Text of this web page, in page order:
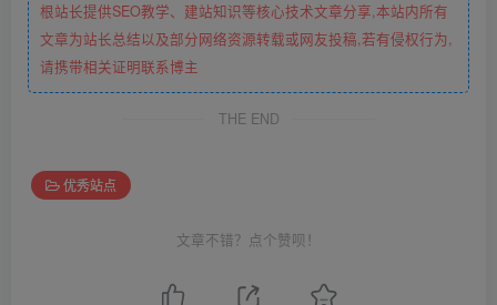
根站长提供SEO教学、建站知识等核心技术文章分享,本站内所有
文章为站长总结以及部分网络资源转载或网友投稿,若有侵权行为,
请携带相关证明联系博主
THE END
优秀站点
文章不错？点个赞呗！